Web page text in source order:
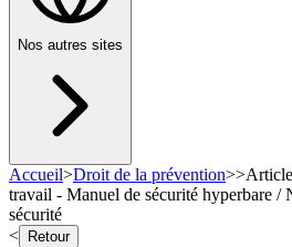
Nos autres sites
Accueil>Droit de la prévention>>
travail - Manuel de sécurité hyperbare /
sécurité
<
Retour